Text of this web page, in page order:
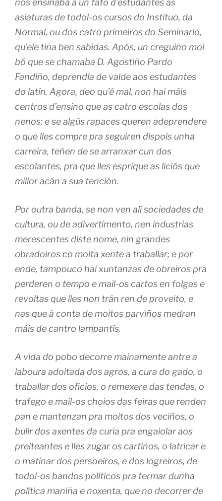
asiaturas de todol-os cursos do Instituo, da
Normal, ou dos catro primeiros do Seminario,
qu’ele tiña ben sabidas. Após, un creguiño moi
bó que se chamaba D. Agostiño Pardo
Fandiño, deprendía de valde aos estudantes
do latín. Agora, deo qu’é mal, non hai máis
centros d’ensino que as catro escolas dos
nenos; e se algús rapaces queren adeprendere
o que lles compre pra seguiren dispois unha
carreira, teñen de se arranxar cun dos
escolantes, pra que lles esprique as liciós que
millor acán a sua tención.
Por outra banda, se non ven alí sociedades de
cultura, ou de adivertimento, nen industrias
merescentes diste nome, nin grandes
obradoiros co moita xente a traballar; e por
ende, tampouco hai xuntanzas de obreiros pra
perderen o tempo e mail-os cartos en folgas e
revoltas que lles non trán ren de proveito, e
nas que à conta de moitos parviños medran
máis de cantro lampantís.
A vida do pobo decorre mainamente antre a
laboura adoitada dos agros, a cura do gado, o
traballar dos oficios, o remexere das tendas, o
trafego e mail-os choios das feiras que renden
pan e mantenzan pra moitos dos veciños, o
bulir dos axentes da curia pra engaiolar aos
preiteantes e lles zugar os cartiños, o latricar e
o matinar dos persoeiros, e dos logreiros, de
todol-os bandos políticos pra termar dunha
política maniña e noxenta, que no decorrer de